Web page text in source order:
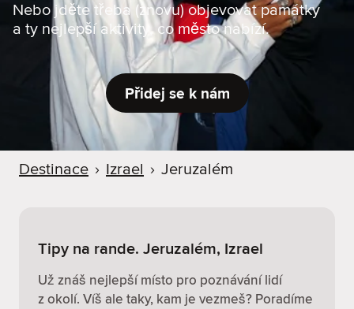
u
Nebo jděte třeba (znovu) objevovat památky
a ty nejlepší aktivity, co město nabízí.
Přidej se k nám
Destinace › Izrael › Jeruzalém
Tipy na rande. Jeruzalém, Izrael
Už znáš nejlepší místo pro poznávání lidí
z okolí. Víš ale taky, kam je vezmeš? Poradíme